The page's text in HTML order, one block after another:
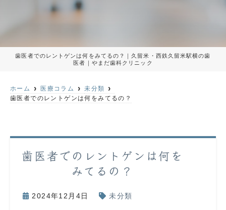
歯医者でのレントゲンは何をみてるの？｜久留米・西鉄久留米駅横の歯
医者｜やまだ歯科クリニック
ホーム 医療コラム
未分類
歯医者でのレントゲンは何をみてるの？
歯医者でのレントゲンは何を
みてるの？
2024年12月4日 未分類